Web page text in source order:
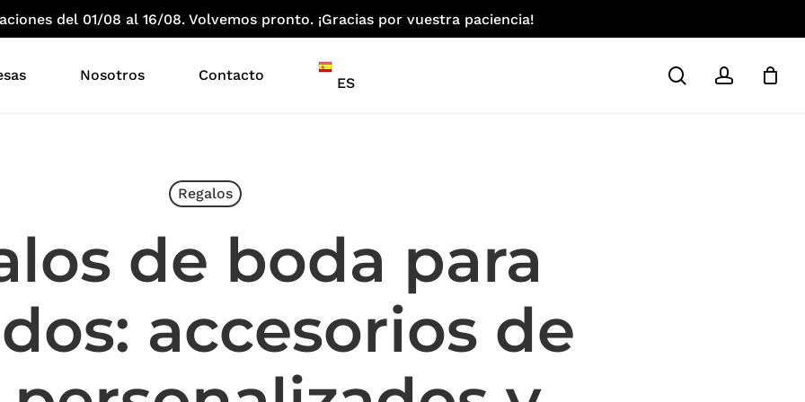
del 01/08 al 16/08. Volvemos pronto. ¡Gracias por vuestra paciencia!
Nosotros Contacto ES searchaccount
Regalos
de boda para
accesorios de